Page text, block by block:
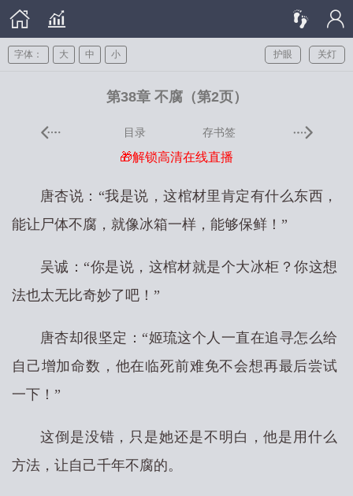
关灯
护眼
字体： 大 中 小
第38章 不腐（第2页）
目录 存书签
🎁解锁高清在线直播
唐杏说：“我是说，这棺材里肯定有什么东西，
能让尸体不腐，就像冰箱一样，能够保鲜！”
吴诚：“你是说，这棺材就是个大冰柜？你这想
法也太无比奇妙了吧！”
唐杏却很坚定：“姬琉这个人一直在追寻怎么给
自己增加命数，他在临死前难免不会想再最后尝试
一下！”
这倒是没错，只是她还是不明白，他是用什么
方法，让自己千年不腐的。